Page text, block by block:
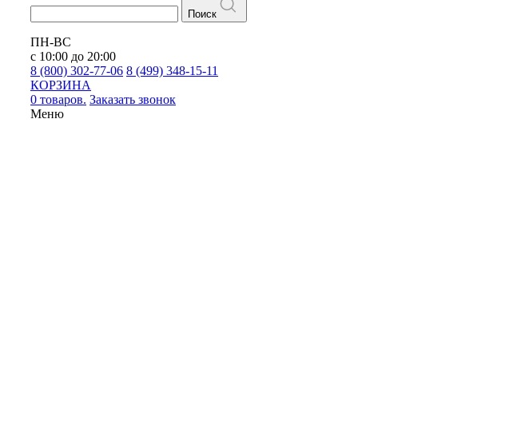
Поиск
ПН-ВС
с 10:00 до 20:00
8 (800) 302-77-06 8 (499) 348-15-11
КОРЗИНА
0 товаров. Заказать звонок
Меню